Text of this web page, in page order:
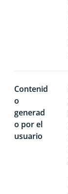
Contenid
o
generad
o por el
usuario